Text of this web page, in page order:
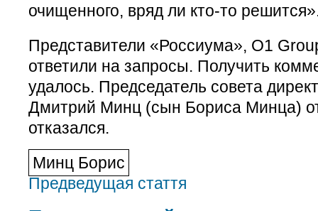
очищенного, вряд ли кто-то
Представители «Россиума», O1
ответили на запросы. Получить
удалось. Председатель совета
Дмитрий Минц (сын Бориса Минца)
отказался.
Минц Борис
Предведущая стаття